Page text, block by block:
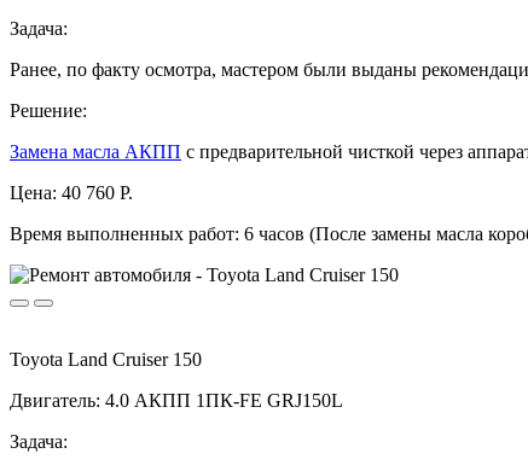
Задача:
Ранее, по факту осмотра, мастером были выданы
Решение:
Замена масла АКПП с предварительной чисткой через
Цена: 40 760 Р.
Время выполненных работ: 6 часов (После замены масла
Toyota Land Cruiser 150
Двигатель: 4.0 АКПП 1ПК-FE GRJ150L
Задача: